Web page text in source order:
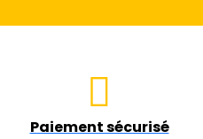
Paiement sécurisé